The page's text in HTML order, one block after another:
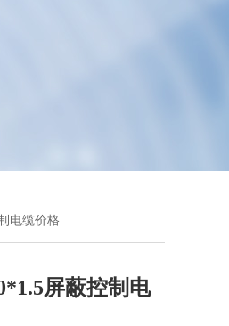
电缆价格
屏蔽控制电